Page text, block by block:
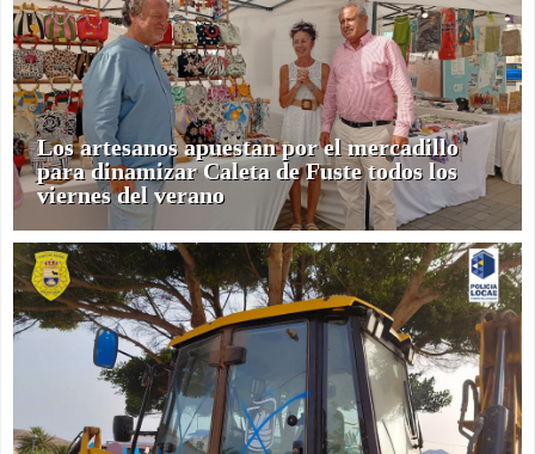
Los artesanos apuestan por el mercadillo
para dinamizar Caleta de Fuste todos los
viernes del verano